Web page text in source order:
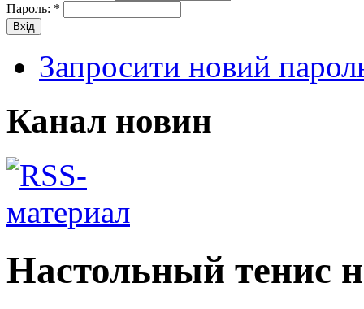
Пароль: *
Запросити новий
Канал новин
Настольный тенис